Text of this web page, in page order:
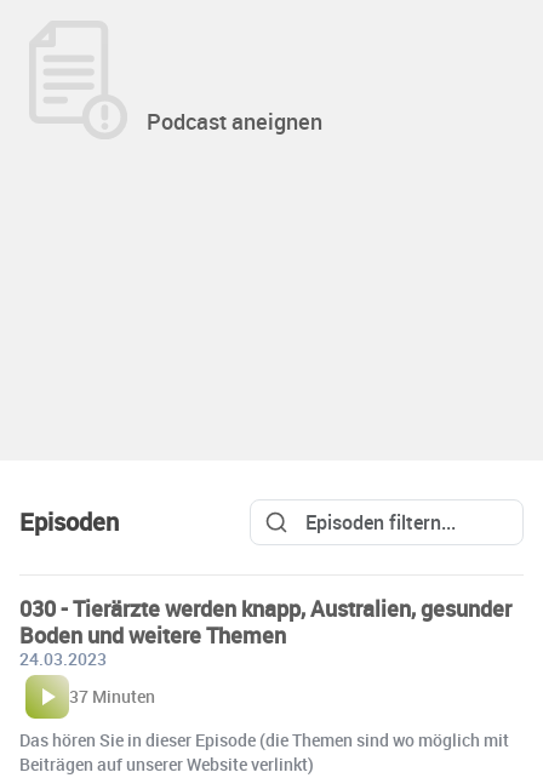
Podcast aneignen
Episoden
030 - Tierärzte werden knapp, Australien, gesunder
Boden und weitere Themen
24.03.2023
37 Minuten
Das hören Sie in dieser Episode (die Themen sind wo möglich mit
Beiträgen auf unserer Website verlinkt)